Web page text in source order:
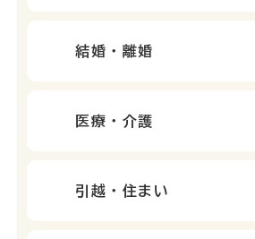
結婚・離婚
医療・介護
引越・住まい